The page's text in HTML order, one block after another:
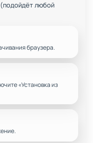
любой
браузера.
«Установка из